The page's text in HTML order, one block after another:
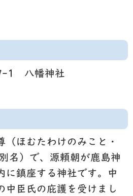
1 八幡神社
ほむたわけのみこと・
名）で、源頼朝が鹿島神
に鎮座する神社です。中
中臣氏の庇護を受けまし